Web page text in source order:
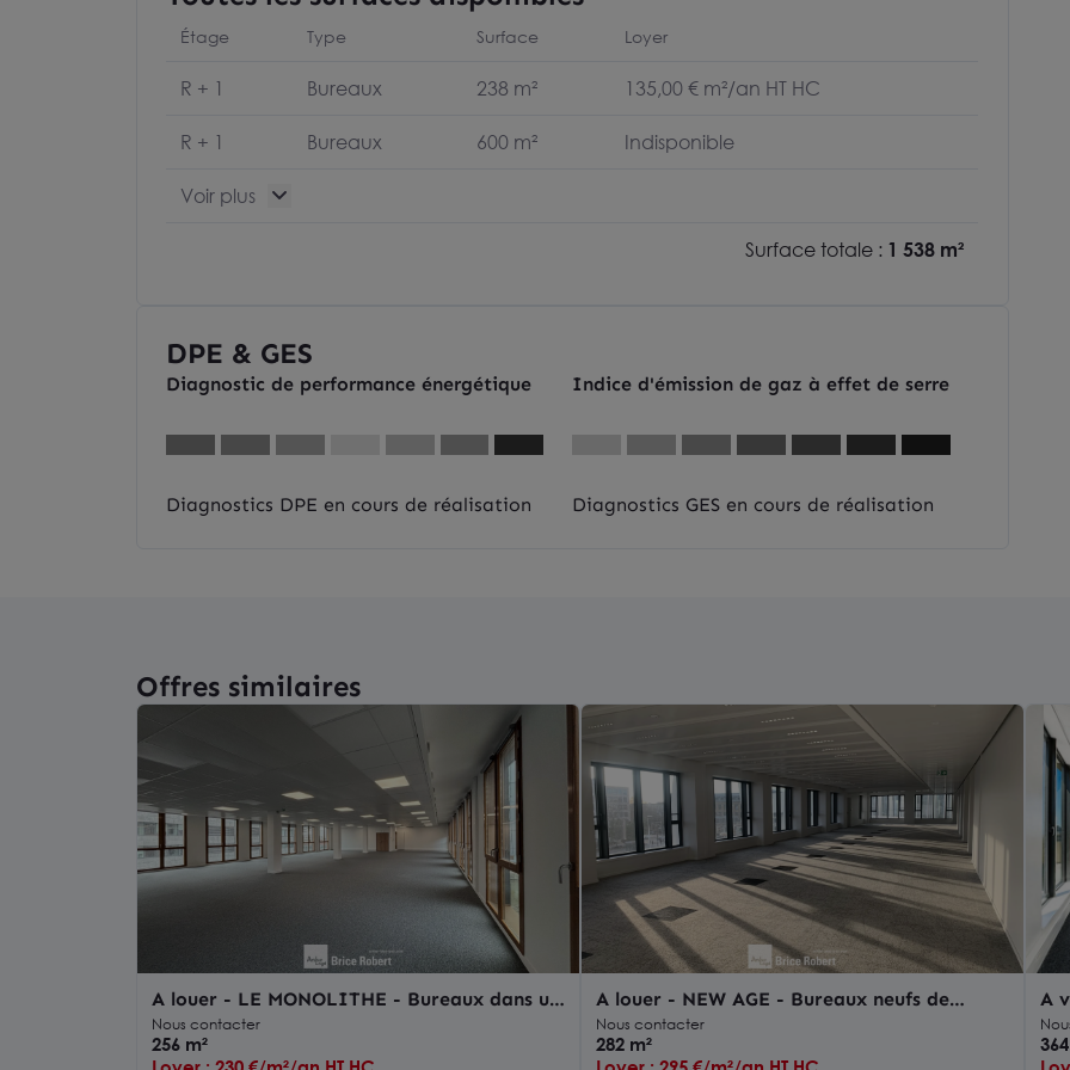
Étage Type Surface Loyer
R + 1 Bureaux 238 m² 135,00 € m²/an HT HC
R + 1 Bureaux 600 m² Indisponible
Voir plus
Surface totale : 1 538 m²
DPE & GES
Diagnostic de performance énergétique
Diagnostics DPE en cours de réalisation
Indice d'émission de gaz à effet de serre
Diagnostics GES en cours de réalisation
Offres similaires
A louer - LE MONOLITHE - Bureaux dans un
immeuble emblématique de Confluence -
Lyon 2ème
Nous contacter
256 m²
A louer - NEW AGE - Bureaux neufs de
prestige au R+9 - Lyon 3ème garibaldi
Nous contacter
282 m²
A